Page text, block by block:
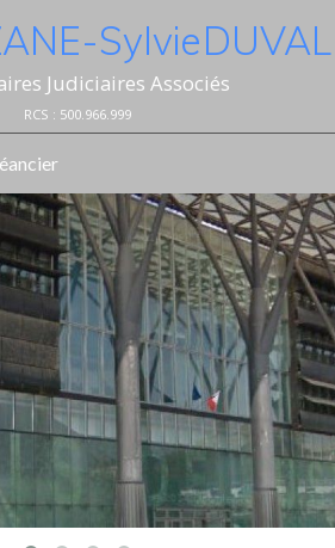
- Sylvie DUVAL
Judiciaires Associés
RCS : 500.966.999